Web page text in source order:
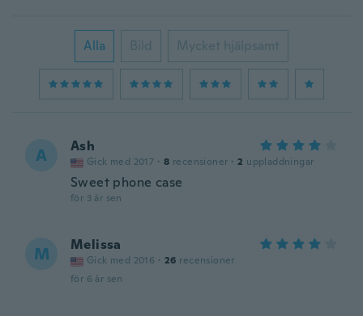
Alla Bild Mycket hjälpsamt
A Ash
Gick med 2017 · 8 recensioner · 2 uppladdningar
Sweet phone case
för 3 år sen
M Melissa
Gick med 2016 · 26 recensioner
för 6 år sen